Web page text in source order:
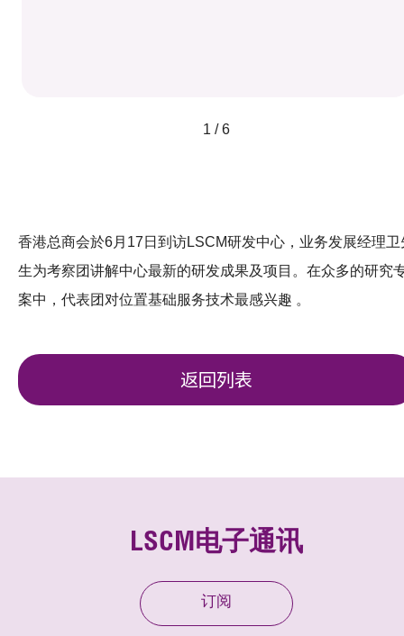
1 / 6
香港总商会於6月17日到访LSCM研发中心，业务发展经理卫
生为考察团讲解中心最新的研发成果及项目。在众多的研究
案中，代表团对位置基础服务技术最感兴趣 。
返回列表
LSCM电子通讯
订阅